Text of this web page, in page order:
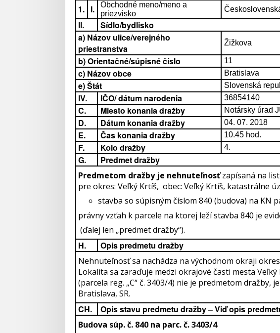
1. I.
Obchodné meno/meno a
priezvisko
II.
Sídlo/bydlisko
a) Názov ulice/verejného
priestranstva
Žižkova
b) Orientačné/súpisné číslo 11
c) Názov obce Bratislava
e) Štát Slovenská
IV. IČO/ dátum narodenia 36854140
C. Miesto konania dražby Notársky úrad
D. Dátum konania dražby 04. 07. 2018
E. Čas konania dražby 10.45 hod.
F. Kolo dražby 4.
G. Predmet dražby
Predmetom dražby je nehnuteľnosťzapísaná na
pre okres: Veľký Krtíš, obec: Veľký Krtíš, katastrálne
stavba so súpisným číslom 840 (budova) na KN
právny vzťah k parcele na ktorej leží stavba 840 je
(ďalej len „predmet dražby“).
H. Opis predmetu dražby
Nehnuteľnosť sa nachádza na východnom okraji
Lokalita sa zaraďuje medzi okrajové časti mesta
(parcela reg. „C“ č. 3403/4) nie je predmetom dražby,
Bratislava, SR.
CH. Opis stavu predmetu dražby – Viď opis
Budova súp. č. 840 na parc. č. 3403/4